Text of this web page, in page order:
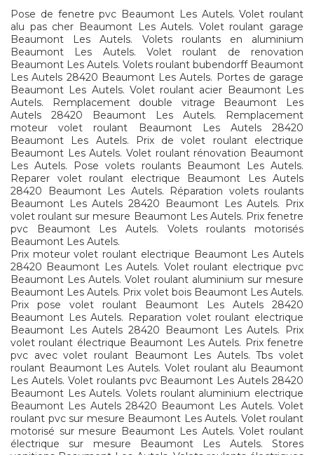
Pose de fenetre pvc Beaumont Les Autels. Volet roulant
alu pas cher Beaumont Les Autels. Volet roulant garage
Beaumont Les Autels. Volets roulants en aluminium
Beaumont Les Autels. Volet roulant de renovation
Beaumont Les Autels. Volets roulant bubendorff Beaumont
Les Autels 28420 Beaumont Les Autels. Portes de garage
Beaumont Les Autels. Volet roulant acier Beaumont Les
Autels. Remplacement double vitrage Beaumont Les
Autels 28420 Beaumont Les Autels. Remplacement
moteur volet roulant Beaumont Les Autels 28420
Beaumont Les Autels. Prix de volet roulant electrique
Beaumont Les Autels. Volet roulant rénovation Beaumont
Les Autels. Pose volets roulants Beaumont Les Autels.
Reparer volet roulant electrique Beaumont Les Autels
28420 Beaumont Les Autels. Réparation volets roulants
Beaumont Les Autels 28420 Beaumont Les Autels. Prix
volet roulant sur mesure Beaumont Les Autels. Prix fenetre
pvc Beaumont Les Autels. Volets roulants motorisés
Beaumont Les Autels.
Prix moteur volet roulant electrique Beaumont Les Autels
28420 Beaumont Les Autels. Volet roulant electrique pvc
Beaumont Les Autels. Volet roulant aluminium sur mesure
Beaumont Les Autels. Prix volet bois Beaumont Les Autels.
Prix pose volet roulant Beaumont Les Autels 28420
Beaumont Les Autels. Reparation volet roulant electrique
Beaumont Les Autels 28420 Beaumont Les Autels. Prix
volet roulant électrique Beaumont Les Autels. Prix fenetre
pvc avec volet roulant Beaumont Les Autels. Tbs volet
roulant Beaumont Les Autels. Volet roulant alu Beaumont
Les Autels. Volet roulants pvc Beaumont Les Autels 28420
Beaumont Les Autels. Volets roulant aluminium electrique
Beaumont Les Autels 28420 Beaumont Les Autels. Volet
roulant pvc sur mesure Beaumont Les Autels. Volet roulant
motorisé sur mesure Beaumont Les Autels. Volet roulant
électrique sur mesure Beaumont Les Autels. Stores